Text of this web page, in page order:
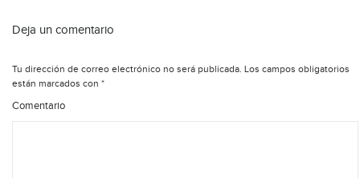
Deja un comentario
Tu dirección de correo electrónico no será publicada. Los campos obligatorios
están marcados con *
Comentario